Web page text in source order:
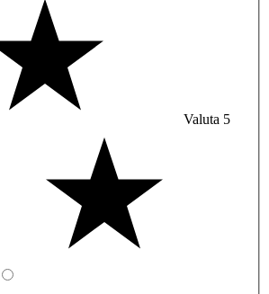
Valuta 5